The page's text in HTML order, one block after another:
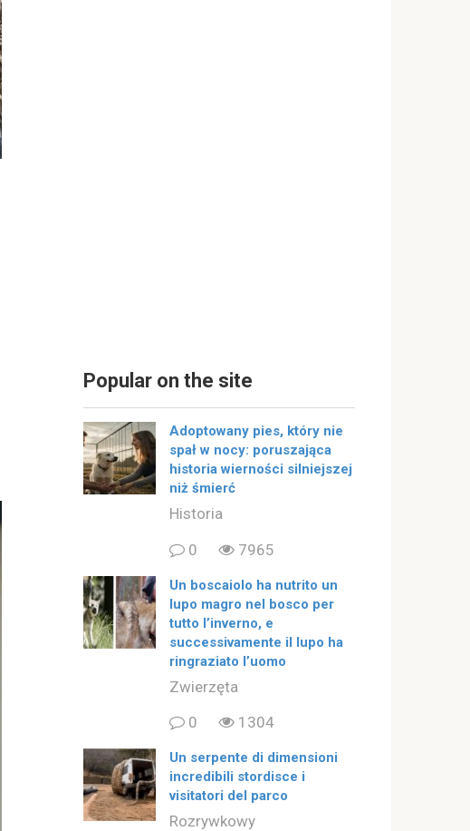
Popular on the site
Adoptowany pies, który nie
spał w nocy: poruszająca
historia wierności silniejszej
niż śmierć
Historia
0
7965
Un boscaiolo ha nutrito un
lupo magro nel bosco per
tutto l’inverno, e
successivamente il lupo ha
ringraziato l’uomo
Zwierzęta
0
1304
Un serpente di dimensioni
incredibili stordisce i
visitatori del parco
Rozrywkowy